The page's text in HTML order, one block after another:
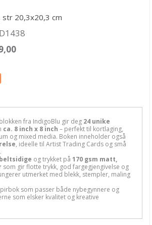
str 20,3x20,3 cm
fra IndigoBlu gir deg 24 unike
ca. 8 inch x 8 inch – perfekt til kortlaging,
og mixed media. Boken inneholder også
, ideelle til Artist Trading Cards og små
og trykket på170 gsm matt,
som gir flotte trykk, god fargegjengivelse og
utmerket med blekk, stempler, maling
som passer både nybegynnere og
som elsker kvalitet og kreative